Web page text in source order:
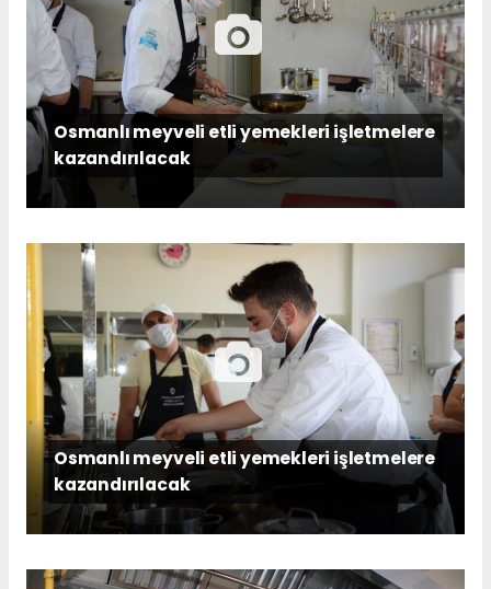
Osmanlı meyveli etli yemekleri işletmelere
kazandırılacak
Osmanlı meyveli etli yemekleri işletmelere
kazandırılacak